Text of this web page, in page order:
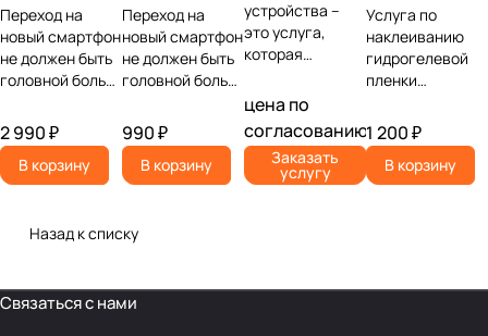
учетную
запись,
установим ПО
Переход на
новый смартфон
не должен быть
головной болью.
сложную часть
— перенос
данных и
настройку —
специалистам.
2 990 ₽
В корзину
настройки
Переход на
новый смартфон
не должен быть
головной болью.
сложную часть
— перенос
данных и
настройку —
специалистам.
990 ₽
В корзину
устройства –
это услуга,
которая
защитить
владельца
устройства от
различных
рисков,
цена по
согласованию
Заказать
услугу
Услуга по
наклеиванию
гидрогелевой
пленки
собой процесс
защиты экрана
мобильного
устройства от
материала –
1 200 ₽
В корзину
Назад к списку
Связаться с нами